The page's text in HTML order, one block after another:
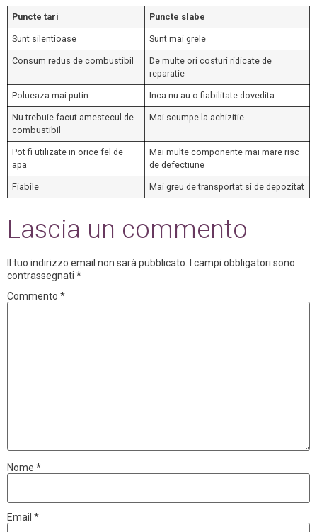
Puncte tari Puncte slabe
Sunt silentioase Sunt mai grele
Consum redus de combustibil
De multe ori costuri ridicate de
reparatie
Polueaza mai putin Inca nu au o fiabilitate dovedita
Nu trebuie facut amestecul de
combustibil
Mai scumpe la achizitie
Pot fi utilizate in orice fel de
apa
Mai multe componente mai mare risc
de defectiune
Fiabile Mai greu de transportat si de depozitat
Lascia un commento
Il tuo indirizzo email non sarà pubblicato.
I campi obbligatori sono
contrassegnati *
Commento *
Nome *
Email *